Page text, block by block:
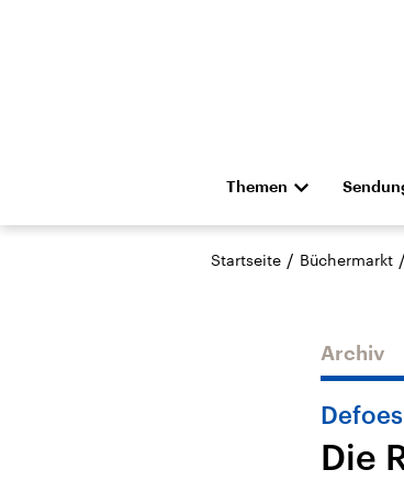
Themen
Die Nachrichten
Hörspiel und Feature
Landtagswahl
Startseite / Büchermarkt /
Archiv
Die